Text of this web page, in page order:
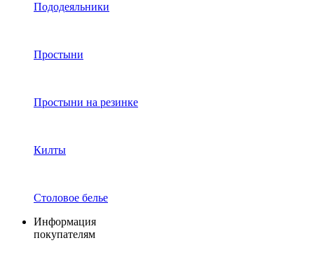
Пододеяльники
Простыни
Простыни на резинке
Килты
Столовое белье
Информация
покупателям